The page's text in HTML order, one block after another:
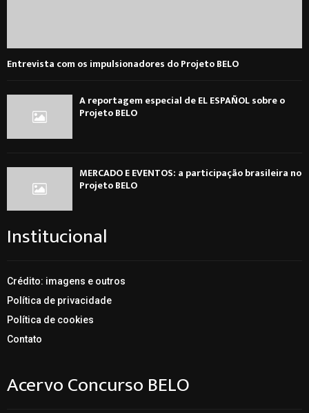
Entrevista com os impulsionadores do Projeto BELO
A reportagem especial de EL ESPAÑOL sobre o
Projeto BELO
MERCADO E EVENTOS: a participação brasileira no
Projeto BELO
Institucional
Crédito: imagens e outros
Política de privacidade
Política de cookies
Contato
Acervo Concurso BELO